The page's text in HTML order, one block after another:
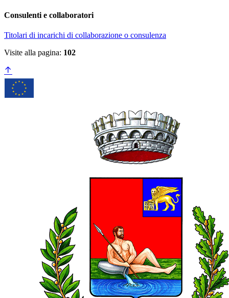
Consulenti e collaboratori
Titolari di incarichi di collaborazione o consulenza
Visite alla pagina: 102